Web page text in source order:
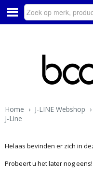
Home › J-LINE Webshop ›
J-Line
Helaas bevinden er zich in
Probeert u het later nog eens!